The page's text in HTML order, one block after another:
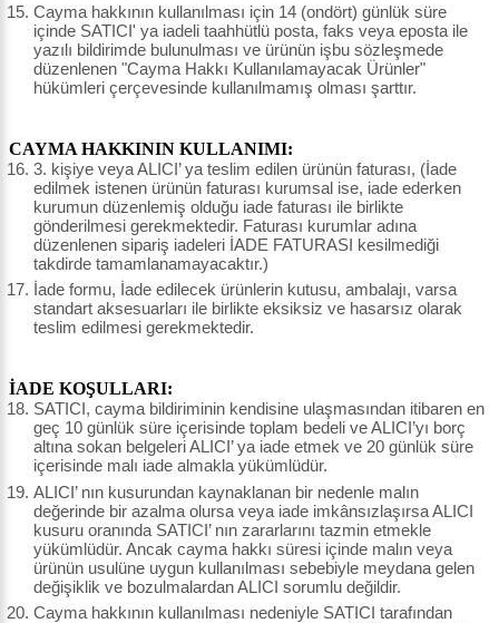
Cayma hakkının kullanılması için 14 (ondört) günlük süre
içinde SATICI' ya iadeli taahhütlü posta, faks veya eposta ile
yazılı bildirimde bulunulması ve ürünün işbu sözleşmede
düzenlenen "Cayma Hakkı Kullanılamayacak Ürünler"
hükümleri çerçevesinde kullanılmamış olması şarttır.
CAYMA HAKKININ KULLANIMI:
3. kişiye veya ALICI’ ya teslim edilen ürünün faturası, (İade
edilmek istenen ürünün faturası kurumsal ise, iade ederken
kurumun düzenlemiş olduğu iade faturası ile birlikte
gönderilmesi gerekmektedir. Faturası kurumlar adına
düzenlenen sipariş iadeleri İADE FATURASI kesilmediği
takdirde tamamlanamayacaktır.)
İade formu, İade edilecek ürünlerin kutusu, ambalajı, varsa
standart aksesuarları ile birlikte eksiksiz ve hasarsız olarak
teslim edilmesi gerekmektedir.
İADE KOŞULLARI:
SATICI, cayma bildiriminin kendisine ulaşmasından itibaren en
geç 10 günlük süre içerisinde toplam bedeli ve ALICI’yı borç
altına sokan belgeleri ALICI’ ya iade etmek ve 20 günlük süre
içerisinde malı iade almakla yükümlüdür.
ALICI’ nın kusurundan kaynaklanan bir nedenle malın
değerinde bir azalma olursa veya iade imkânsızlaşırsa ALICI
kusuru oranında SATICI’ nın zararlarını tazmin etmekle
yükümlüdür. Ancak cayma hakkı süresi içinde malın veya
ürünün usulüne uygun kullanılması sebebiyle meydana gelen
değişiklik ve bozulmalardan ALICI sorumlu değildir.
Cayma hakkının kullanılması nedeniyle SATICI tarafından